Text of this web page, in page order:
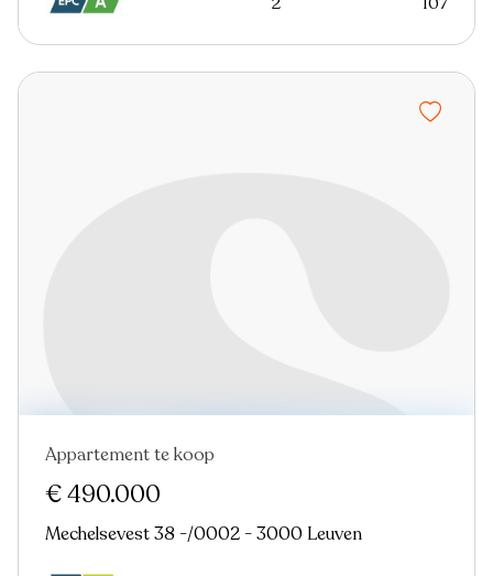
Nieuw Virtual tour
Appartement te koop
€ 490.000
Mechelsevest 38 -/0002 - 3000 Leuven